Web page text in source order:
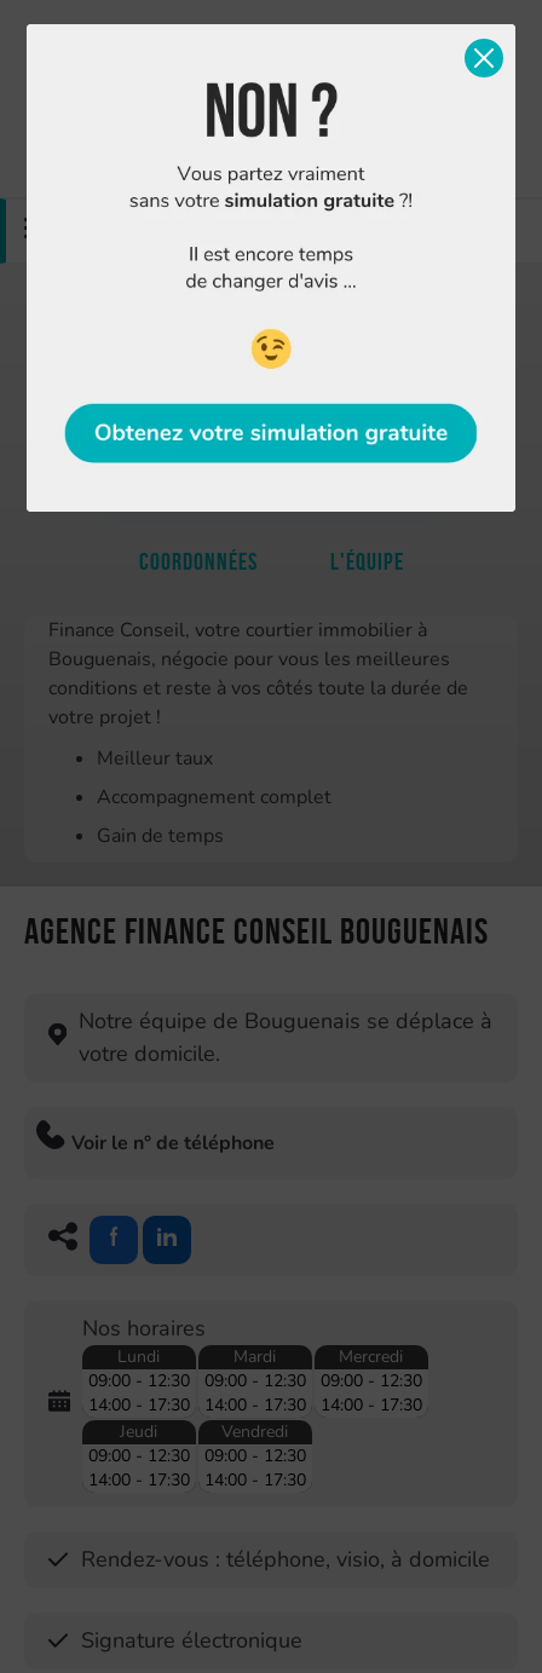
Simulation gratuite Nous contacter
Vous souhaitez obtenir un prêt immobilier, une
crédits à Bouguenais ?
Finance Conseil, votre courtier immobilier à
Bouguenais, négocie pour vous les meilleures
conditions et reste à vos côtés toute la durée de
votre projet !
Meilleur taux
Accompagnement complet
Gain de temps
Coordonnées L'équipe
Agence Finance Conseil Bouguenais
Notre équipe de Bouguenais se déplace à
votre domicile.
Voir le n° de téléphone
Nos horaires
Lundi
09:00 - 12:30
14:00 - 17:30
Mardi
09:00 - 12:30
14:00 - 17:30
Mercredi
09:00 - 12:30
14:00 - 17:30
Jeudi
09:00 - 12:30
14:00 - 17:30
Vendredi
09:00 - 12:30
14:00 - 17:30
Rendez-vous : téléphone, visio, à domicile
Signature électronique